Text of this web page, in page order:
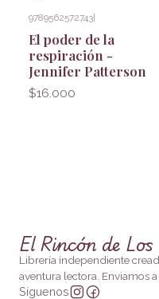
9789562572743|
El poder de la
respiración -
Jennifer Patterson
$16.000
El Rincón de
Librería independiente
aventura lectora. Enviamos
Síguenos